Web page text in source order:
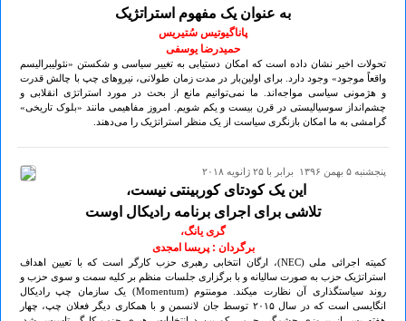
به عنوان یک مفهوم استراتژیک
پاناگیوتیس سُتیریس
حمیدرضا یوسفی
تحولات اخیر نشان داده است که امکان دستیابی به تغییر سیاسی و شکستن «نئولیبرالیسم
واقعاً موجود» وجود دارد. برای اولین‌بار در مدت زمان طولانی، نیروهای چپ با چالش قدرت
و هژمونی سیاسی مواجه‌اند. ما نمی‌توانیم مانع از بحث در مورد استراتژی انقلابی و
چشم‌انداز سوسیالیستی در قرن بیست و یکم شویم. امروز مفاهیمی مانند «بلوک تاریخی»
گرامشی به ما امکان بازنگری سیاست از یک منظر استراتژیک را می‌دهند.
پنجشنبه ۵ بهمن ۱۳۹۶ برابر با ۲۵ ژانويه ۲۰۱۸
این یک کودتای کوربینتی نیست،
تلاشی برای اجرای برنامه رادیکال اوست
گری یانگ،
برگردان : پریسا امجدی
کمیته اجرائی ملی (NEC)، ارگان انتخابی رهبری حزب کارگر است که با تعیین اهداف
استراتژیک حزب به صورت سالیانه و با برگزاری جلسات منظم بر کلیه سمت و سوی حزب و
روند سیاستگذاری آن نظارت میکند. مومنتوم (Momentum) یک سازمان چپ رادیکال
انگایسی است که در سال ۲٠۱۵ توسط جان لانسمن و با همکاری دیگر فعلان چپ، چهار